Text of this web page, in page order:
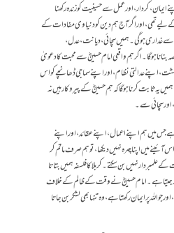
کردار، اور عمل سے حسینیت کو زندہ رکھنا
لیے تھی، اور اگر آج ہم دین کو دنیاوی مفادات کے
سے غداری ہوگی۔ ہمیں سچائی، دیانت، عدل،
بنانا ہوگا۔اگر ہم واقعی امام حسینؓ سے محبت کا دعویٰ
اپنے عدالتی نظام، اور اپنے سماجی ڈھانچے کو اس
یہ ثابت کرنا ہوگا کہ ہم حسینؓ کے پیروکار ہیں نہ
سچائی سے۔
ہے جس میں ہم اپنے اعمال، اپنے عقائد، اور اپنے
میں اپنا چہرہ نہیں دیکھا، تو ہم صرف ماتم کر
نہیں بن سکتے۔کربلا کا فلسفہ ہمیں بتاتا
پر جیتا ہے۔ امام حسینؓ نے وقت کے ظالم کے خلاف
جو اللہ پر ایمان رکھتا ہے، وہ تنہا بھی لشکر بن جاتا